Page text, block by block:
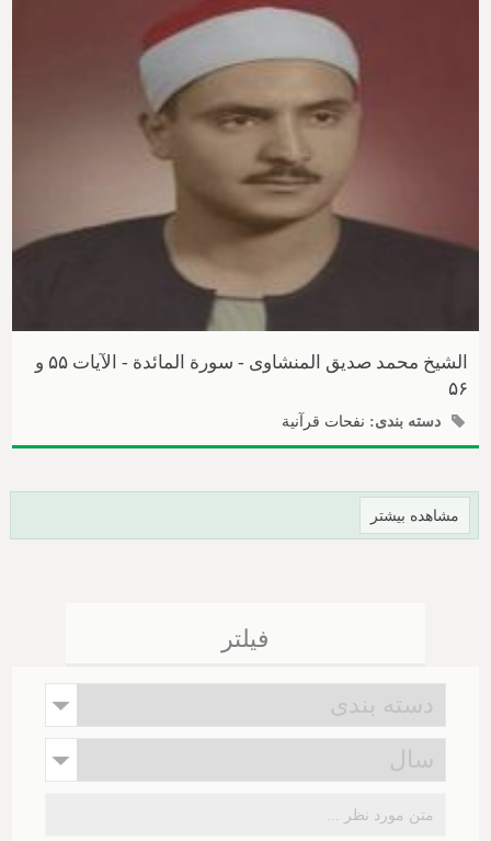
الشیخ محمد صدیق المنشاوی - سورة المائدة - الآیات ۵۵ و
۵۶
دسته بندی: نفحات قرآنیة
مشاهده بیشتر
فیلتر